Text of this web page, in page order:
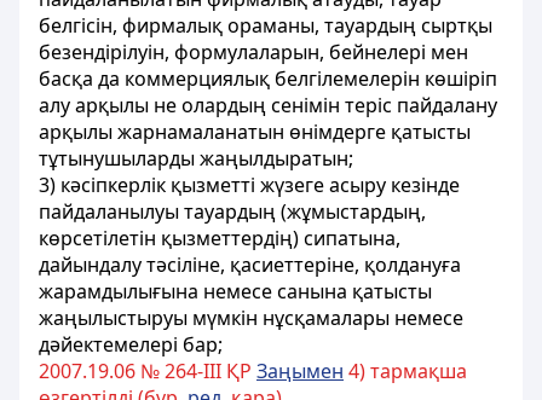
белгiсiн, фирмалық ораманы, тауардың сыртқы
безендiрiлуiн, формулаларын, бейнелерi мен
басқа да коммерциялық белгiлемелерiн көшiрiп
алу арқылы не олардың сенiмiн терiс пайдалану
арқылы жарнамаланатын өнiмдерге қатысты
тұтынушыларды жаңылдыратын;
3) кәсiпкерлiк қызметтi жүзеге асыру кезiнде
пайдаланылуы тауардың (жұмыстардың,
көрсетiлетiн қызметтердiң) сипатына,
дайындалу тәсiлiне, қасиеттерiне, қолдануға
жарамдылығына немесе санына қатысты
жаңылыстыруы мүмкiн нұсқамалары немесе
дәйектемелерi бар;
2007.19.06 № 264-III ҚР Заңымен 4) тармақша